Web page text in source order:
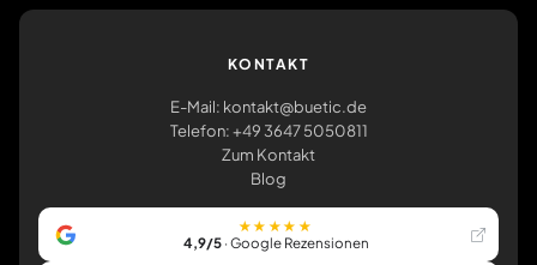
KONTAKT
E-Mail: kontakt@buetic.de
Telefon: +49 3647 5050811
Zum Kontakt
Blog
★★★★★
4,9/5· Google Rezensionen